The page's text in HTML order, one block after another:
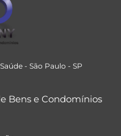
- São Paulo - SP
Bens e Condomínios